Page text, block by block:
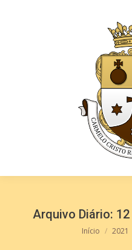
Arquivo Diário:
Você está
Início 2021